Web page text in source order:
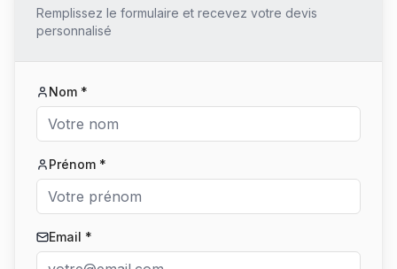
Remplissez le formulaire et recevez votre devis
personnalisé
Nom *
Prénom *
Email *